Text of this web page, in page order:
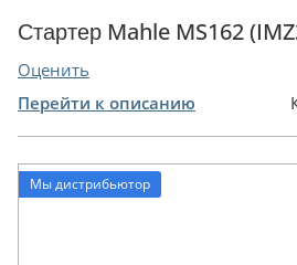
Стартер Mahle MS162
Оценить
Перейти к описанию
Мы дистрибьютор